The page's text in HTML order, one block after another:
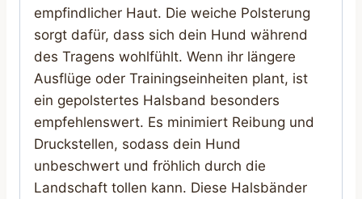
empfindlicher Haut. Die weiche Polsterung
sorgt dafür, dass sich dein Hund während
des Tragens wohlfühlt. Wenn ihr längere
Ausflüge oder Trainingseinheiten plant, ist
ein gepolstertes Halsband besonders
empfehlenswert. Es minimiert Reibung und
Druckstellen, sodass dein Hund
unbeschwert und fröhlich durch die
Landschaft tollen kann. Diese Halsbänder